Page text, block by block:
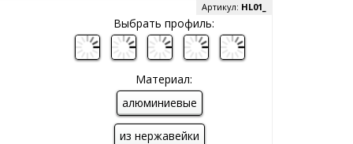
Артикул: HL01_
Выбрать профиль:
Материал:
алюминиевые
из нержавейки